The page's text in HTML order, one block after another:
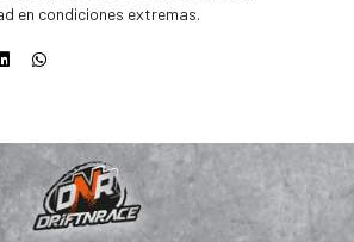
en condiciones extremas.